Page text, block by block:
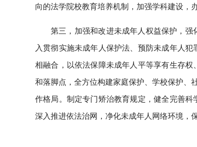
向的法学院校教育培养机制，加强学科建设，
第三，加强和改进未成年人权益保护，
入贯彻实施未成年人保护法、预防未成年人
相融合，以依法保障未成年人平等享有生存
和落脚点，全方位构建家庭保护、学校保护、
作格局。制定专门矫治教育规定，健全完善科
深入推进依法治网，净化未成年人网络环境，